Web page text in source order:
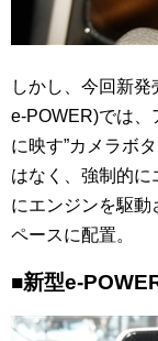
しかし、今回新
e-POWER)では、
に映す”カメラボ
はなく、強制的に
にエンジンを駆動
ペースに配置。
■新型e-